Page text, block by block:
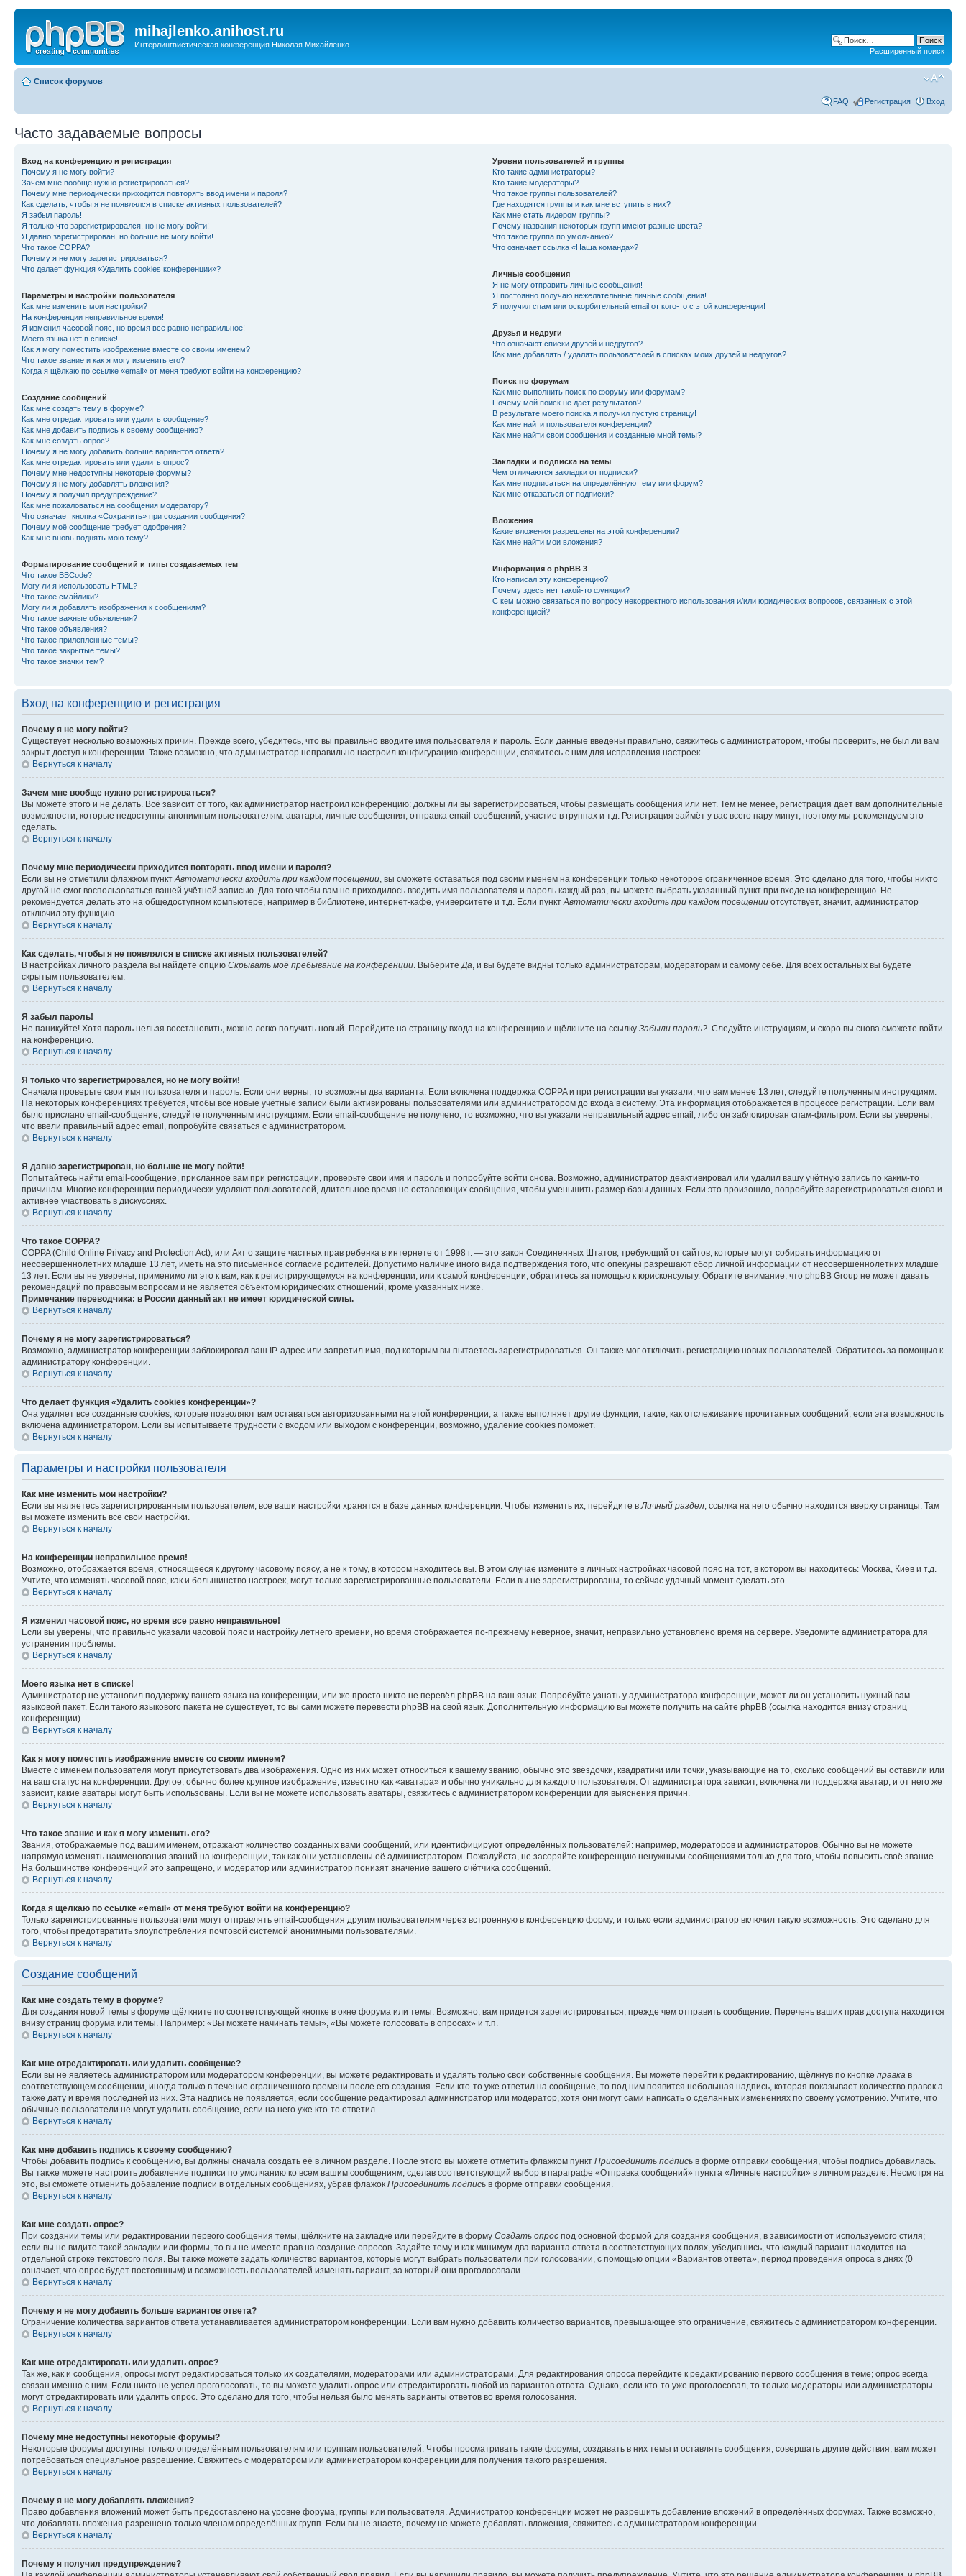
mihajlenko.anihost.ru
Интерлингвистическая конференция Николая Михайленко
Расширенный поиск
Список форумов
FAQ Регистрация Вход
Часто задаваемые вопросы
Вход на конференцию и регистрация
Почему я не могу войти?
Зачем мне вообще нужно регистрироваться?
Почему мне периодически приходится повторять ввод имени и пароля?
Как сделать, чтобы я не появлялся в списке активных пользователей?
Я забыл пароль!
Я только что зарегистрировался, но не могу войти!
Я давно зарегистрирован, но больше не могу войти!
Что такое COPPA?
Почему я не могу зарегистрироваться?
Что делает функция «Удалить cookies конференции»?
Параметры и настройки пользователя
Как мне изменить мои настройки?
На конференции неправильное время!
Я изменил часовой пояс, но время все равно неправильное!
Моего языка нет в списке!
Как я могу поместить изображение вместе со своим именем?
Что такое звание и как я могу изменить его?
Когда я щёлкаю по ссылке «email» от меня требуют войти на конференцию?
Создание сообщений
Как мне создать тему в форуме?
Как мне отредактировать или удалить сообщение?
Как мне добавить подпись к своему сообщению?
Как мне создать опрос?
Почему я не могу добавить больше вариантов ответа?
Как мне отредактировать или удалить опрос?
Почему мне недоступны некоторые форумы?
Почему я не могу добавлять вложения?
Почему я получил предупреждение?
Как мне пожаловаться на сообщения модератору?
Что означает кнопка «Сохранить» при создании сообщения?
Почему моё сообщение требует одобрения?
Как мне вновь поднять мою тему?
Форматирование сообщений и типы создаваемых тем
Что такое BBCode?
Могу ли я использовать HTML?
Что такое смайлики?
Могу ли я добавлять изображения к сообщениям?
Что такое важные объявления?
Что такое объявления?
Что такое прилепленные темы?
Что такое закрытые темы?
Что такое значки тем?
Уровни пользователей и группы
Кто такие администраторы?
Кто такие модераторы?
Что такое группы пользователей?
Где находятся группы и как мне вступить в них?
Как мне стать лидером группы?
Почему названия некоторых групп имеют разные цвета?
Что такое группа по умолчанию?
Что означает ссылка «Наша команда»?
Личные сообщения
Я не могу отправить личные сообщения!
Я постоянно получаю нежелательные личные сообщения!
Я получил спам или оскорбительный email от кого-то с этой конференции!
Друзья и недруги
Что означают списки друзей и недругов?
Как мне добавлять / удалять пользователей в списках моих друзей и недругов?
Поиск по форумам
Как мне выполнить поиск по форуму или форумам?
Почему мой поиск не даёт результатов?
В результате моего поиска я получил пустую страницу!
Как мне найти пользователя конференции?
Как мне найти свои сообщения и созданные мной темы?
Закладки и подписка на темы
Чем отличаются закладки от подписки?
Как мне подписаться на определённую тему или форум?
Как мне отказаться от подписки?
Вложения
Какие вложения разрешены на этой конференции?
Как мне найти мои вложения?
Информация о phpBB 3
Кто написал эту конференцию?
Почему здесь нет такой-то функции?
С кем можно связаться по вопросу некорректного использования и/или юридических вопросов, связанных с этой
конференцией?
Вход на конференцию и регистрация
Почему я не могу войти?
Существует несколько возможных причин. Прежде всего, убедитесь, что вы правильно вводите имя пользователя и пароль. Если данные введены правильно, свяжитесь с администратором, чтобы проверить, не был ли вам
закрыт доступ к конференции. Также возможно, что администратор неправильно настроил конфигурацию конференции, свяжитесь с ним для исправления настроек.
Вернуться к началу
Зачем мне вообще нужно регистрироваться?
Вы можете этого и не делать. Всё зависит от того, как администратор настроил конференцию: должны ли вы зарегистрироваться, чтобы размещать сообщения или нет. Тем не менее, регистрация дает вам дополнительные
возможности, которые недоступны анонимным пользователям: аватары, личные сообщения, отправка email-сообщений, участие в группах и т.д. Регистрация займёт у вас всего пару минут, поэтому мы рекомендуем это
сделать.
Вернуться к началу
Почему мне периодически приходится повторять ввод имени и пароля?
Если вы не отметили флажком пункт Автоматически входить при каждом посещении , вы сможете оставаться под своим именем на конференции только некоторое ограниченное время. Это сделано для того, чтобы никто
другой не смог воспользоваться вашей учётной записью. Для того чтобы вам не приходилось вводить имя пользователя и пароль каждый раз, вы можете выбрать указанный пункт при входе на конференцию. Не
рекомендуется делать это на общедоступном компьютере, например в библиотеке, интернет-кафе, университете и т.д. Если пункт Автоматически входить при каждом посещении отсутствует, значит, администратор
отключил эту функцию.
Вернуться к началу
Как сделать, чтобы я не появлялся в списке активных пользователей?
В настройках личного раздела вы найдете опцию Скрывать моё пребывание на конференции . Выберите Да , и вы будете видны только администраторам, модераторам и самому себе. Для всех остальных вы будете
скрытым пользователем.
Вернуться к началу
Я забыл пароль!
Не паникуйте! Хотя пароль нельзя восстановить, можно легко получить новый. Перейдите на страницу входа на конференцию и щёлкните на ссылку Забыли пароль? . Следуйте инструкциям, и скоро вы снова сможете войти
на конференцию.
Вернуться к началу
Я только что зарегистрировался, но не могу войти!
Сначала проверьте свои имя пользователя и пароль. Если они верны, то возможны два варианта. Если включена поддержка COPPA и при регистрации вы указали, что вам менее 13 лет, следуйте полученным инструкциям.
На некоторых конференциях требуется, чтобы все новые учётные записи были активированы пользователями или администратором до входа в систему. Эта информация отображается в процессе регистрации. Если вам
было прислано email-сообщение, следуйте полученным инструкциям. Если email-сообщение не получено, то возможно, что вы указали неправильный адрес email, либо он заблокирован спам-фильтром. Если вы уверены,
что ввели правильный адрес email, попробуйте связаться с администратором.
Вернуться к началу
Я давно зарегистрирован, но больше не могу войти!
Попытайтесь найти email-сообщение, присланное вам при регистрации, проверьте свои имя и пароль и попробуйте войти снова. Возможно, администратор деактивировал или удалил вашу учётную запись по каким-то
причинам. Многие конференции периодически удаляют пользователей, длительное время не оставляющих сообщения, чтобы уменьшить размер базы данных. Если это произошло, попробуйте зарегистрироваться снова и
активнее участвовать в дискуссиях.
Вернуться к началу
Что такое COPPA?
COPPA (Child Online Privacy and Protection Act), или Акт о защите частных прав ребенка в интернете от 1998 г. — это закон Соединенных Штатов, требующий от сайтов, которые могут собирать информацию от
несовершеннолетних младше 13 лет, иметь на это письменное согласие родителей. Допустимо наличие иного вида подтверждения того, что опекуны разрешают сбор личной информации от несовершеннолетних младше
13 лет. Если вы не уверены, применимо ли это к вам, как к регистрирующемуся на конференции, или к самой конференции, обратитесь за помощью к юрисконсульту. Обратите внимание, что phpBB Group не может давать
рекомендаций по правовым вопросам и не является объектом юридических отношений, кроме указанных ниже.
Примечание переводчика: в России данный акт не имеет юридической силы.
Вернуться к началу
Почему я не могу зарегистрироваться?
Возможно, администратор конференции заблокировал ваш IP-адрес или запретил имя, под которым вы пытаетесь зарегистрироваться. Он также мог отключить регистрацию новых пользователей. Обратитесь за помощью к
администратору конференции.
Вернуться к началу
Что делает функция «Удалить cookies конференции»?
Она удаляет все созданные cookies, которые позволяют вам оставаться авторизованными на этой конференции, а также выполняет другие функции, такие, как отслеживание прочитанных сообщений, если эта возможность
включена администратором. Если вы испытываете трудности с входом или выходом с конференции, возможно, удаление cookies поможет.
Вернуться к началу
Параметры и настройки пользователя
Как мне изменить мои настройки?
Если вы являетесь зарегистрированным пользователем, все ваши настройки хранятся в базе данных конференции. Чтобы изменить их, перейдите в Личный раздел; ссылка на него обычно находится вверху страницы. Там
вы можете изменить все свои настройки.
Вернуться к началу
На конференции неправильное время!
Возможно, отображается время, относящееся к другому часовому поясу, а не к тому, в котором находитесь вы. В этом случае измените в личных настройках часовой пояс на тот, в котором вы находитесь: Москва, Киев и т.д.
Учтите, что изменять часовой пояс, как и большинство настроек, могут только зарегистрированные пользователи. Если вы не зарегистрированы, то сейчас удачный момент сделать это.
Вернуться к началу
Я изменил часовой пояс, но время все равно неправильное!
Если вы уверены, что правильно указали часовой пояс и настройку летнего времени, но время отображается по-прежнему неверное, значит, неправильно установлено время на сервере. Уведомите администратора для
устранения проблемы.
Вернуться к началу
Моего языка нет в списке!
Администратор не установил поддержку вашего языка на конференции, или же просто никто не перевёл phpBB на ваш язык. Попробуйте узнать у администратора конференции, может ли он установить нужный вам
языковой пакет. Если такого языкового пакета не существует, то вы сами можете перевести phpBB на свой язык. Дополнительную информацию вы можете получить на сайте phpBB (ссылка находится внизу страниц
конференции)
Вернуться к началу
Как я могу поместить изображение вместе со своим именем?
Вместе с именем пользователя могут присутствовать два изображения. Одно из них может относиться к вашему званию, обычно это звёздочки, квадратики или точки, указывающие на то, сколько сообщений вы оставили или
на ваш статус на конференции. Другое, обычно более крупное изображение, известно как «аватара» и обычно уникально для каждого пользователя. От администратора зависит, включена ли поддержка аватар, и от него же
зависит, какие аватары могут быть использованы. Если вы не можете использовать аватары, свяжитесь с администратором конференции для выяснения причин.
Вернуться к началу
Что такое звание и как я могу изменить его?
Звания, отображаемые под вашим именем, отражают количество созданных вами сообщений, или идентифицируют определённых пользователей: например, модераторов и администраторов. Обычно вы не можете
напрямую изменять наименования званий на конференции, так как они установлены её администратором. Пожалуйста, не засоряйте конференцию ненужными сообщениями только для того, чтобы повысить своё звание.
На большинстве конференций это запрещено, и модератор или администратор понизят значение вашего счётчика сообщений.
Вернуться к началу
Когда я щёлкаю по ссылке «email» от меня требуют войти на конференцию?
Только зарегистрированные пользователи могут отправлять email-сообщения другим пользователям через встроенную в конференцию форму, и только если администратор включил такую возможность. Это сделано для
того, чтобы предотвратить злоупотребления почтовой системой анонимными пользователями.
Вернуться к началу
Создание сообщений
Как мне создать тему в форуме?
Для создания новой темы в форуме щёлкните по соответствующей кнопке в окне форума или темы. Возможно, вам придется зарегистрироваться, прежде чем отправить сообщение. Перечень ваших прав доступа находится
внизу страниц форума или темы. Например: «Вы можете начинать темы», «Вы можете голосовать в опросах» и т.п.
Вернуться к началу
Как мне отредактировать или удалить сообщение?
Если вы не являетесь администратором или модератором конференции, вы можете редактировать и удалять только свои собственные сообщения. Вы можете перейти к редактированию, щёлкнув по кнопке правка в
соответствующем сообщении, иногда только в течение ограниченного времени после его создания. Если кто-то уже ответил на сообщение, то под ним появится небольшая надпись, которая показывает количество правок а
также дату и время последней из них. Эта надпись не появляется, если сообщение редактировал администратор или модератор, хотя они могут сами написать о сделанных изменениях по своему усмотрению. Учтите, что
обычные пользователи не могут удалить сообщение, если на него уже кто-то ответил.
Вернуться к началу
Как мне добавить подпись к своему сообщению?
Чтобы добавить подпись к сообщению, вы должны сначала создать её в личном разделе. После этого вы можете отметить флажком пункт Присоединить подпись в форме отправки сообщения, чтобы подпись добавилась.
Вы также можете настроить добавление подписи по умолчанию ко всем вашим сообщениям, сделав соответствующий выбор в параграфе «Отправка сообщений» пункта «Личные настройки» в личном разделе. Несмотря на
это, вы сможете отменить добавление подписи в отдельных сообщениях, убрав флажок Присоединить подпись в форме отправки сообщения.
Вернуться к началу
Как мне создать опрос?
При создании темы или редактировании первого сообщения темы, щёлкните на закладке или перейдите в форму Создать опрос под основной формой для создания сообщения, в зависимости от используемого стиля;
если вы не видите такой закладки или формы, то вы не имеете прав на создание опросов. Задайте тему и как минимум два варианта ответа в соответствующих полях, убедившись, что каждый вариант находится на
отдельной строке текстового поля. Вы также можете задать количество вариантов, которые могут выбрать пользователи при голосовании, с помощью опции «Вариантов ответа», период проведения опроса в днях (0
означает, что опрос будет постоянным) и возможность пользователей изменять вариант, за который они проголосовали.
Вернуться к началу
Почему я не могу добавить больше вариантов ответа?
Ограничение количества вариантов ответа устанавливается администратором конференции. Если вам нужно добавить количество вариантов, превышающее это ограничение, свяжитесь с администратором конференции.
Вернуться к началу
Как мне отредактировать или удалить опрос?
Так же, как и сообщения, опросы могут редактироваться только их создателями, модераторами или администраторами. Для редактирования опроса перейдите к редактированию первого сообщения в теме; опрос всегда
связан именно с ним. Если никто не успел проголосовать, то вы можете удалить опрос или отредактировать любой из вариантов ответа. Однако, если кто-то уже проголосовал, то только модераторы или администраторы
могут отредактировать или удалить опрос. Это сделано для того, чтобы нельзя было менять варианты ответов во время голосования.
Вернуться к началу
Почему мне недоступны некоторые форумы?
Некоторые форумы доступны только определённым пользователям или группам пользователей. Чтобы просматривать такие форумы, создавать в них темы и оставлять сообщения, совершать другие действия, вам может
потребоваться специальное разрешение. Свяжитесь с модератором или администратором конференции для получения такого разрешения.
Вернуться к началу
Почему я не могу добавлять вложения?
Право добавления вложений может быть предоставлено на уровне форума, группы или пользователя. Администратор конференции может не разрешить добавление вложений в определённых форумах. Также возможно,
что добавлять вложения разрешено только членам определённых групп. Если вы не знаете, почему не можете добавлять вложения, свяжитесь с администратором конференции.
Вернуться к началу
Почему я получил предупреждение?